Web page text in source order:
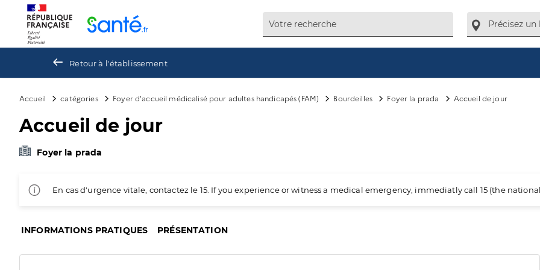
Retour à l'établissement
Accueil catégories Foyer d'accueil médicalisé pour adultes handicapés (FAM) Bourdeilles Foyer la prada Accueil de jour
Accueil de jour
Foyer la prada
En cas d'urgence vitale, contactez le 15. If you experience or witness a medical emergency, immediatly call 15 (the
INFORMATIONS PRATIQUES PRÉSENTATION
Panneau de gestion des cookies